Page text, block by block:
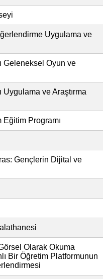
Uygulama ve
Geleneksel Oyun ve
ve Araştırma
Programı
Gençlerin Dijital ve
Olarak Okuma
Bir Öğretim Platformunun